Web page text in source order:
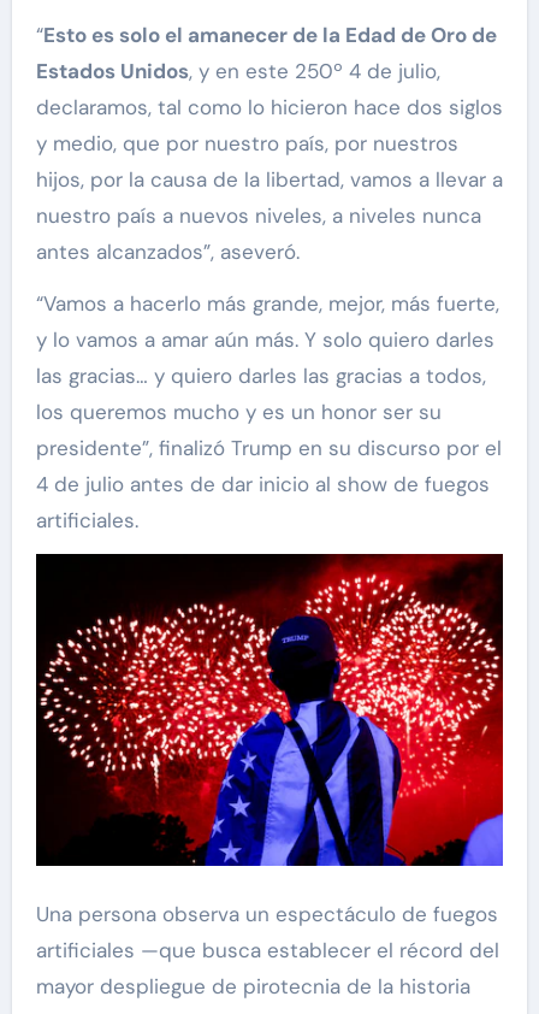
“Esto es solo el amanecer de la Edad de Oro de
Estados Unidos, y en este 250º 4 de julio,
declaramos, tal como lo hicieron hace dos siglos
y medio, que por nuestro país, por nuestros
hijos, por la causa de la libertad, vamos a llevar a
nuestro país a nuevos niveles, a niveles nunca
antes alcanzados”, aseveró.
“Vamos a hacerlo más grande, mejor, más fuerte,
y lo vamos a amar aún más. Y solo quiero darles
las gracias… y quiero darles las gracias a todos,
los queremos mucho y es un honor ser su
presidente”, finalizó Trump en su discurso por el
4 de julio antes de dar inicio al show de fuegos
artificiales.
Una persona observa un espectáculo de fuegos
artificiales —que busca establecer el récord del
mayor despliegue de pirotecnia de la historia